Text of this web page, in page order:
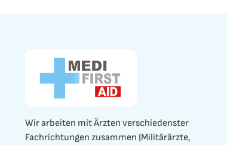
Wir arbeiten mit Ärzten verschiedenster
Fachrichtungen zusammen (Militärärzte,